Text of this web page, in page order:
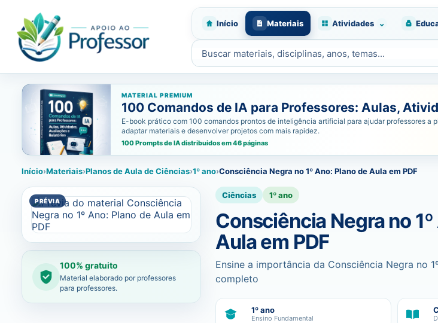
Início Materiais Atividades ⌄
Buscar materiais
MATERIAL PREMIUM
100 Comandos de IA para Professores: Aulas,
E-book prático com 100 comandos prontos de inteligência artificial para ajudar professores a
adaptar materiais e desenvolver projetos com mais rapidez.
100 Prompts de IA distribuidos em 46 páginas
Início›Materiais›Planos de Aula de Ciências›1º ano›Consciência Negra no 1º Ano: Plano de Aula em PDF
100% gratuito
Material elaborado por professores
para professores.
Ciências 1º ano
Consciência Negra no
Aula em PDF
Ensine a importância da Consciência Negra no
completo
1º ano
Ensino Fundamental